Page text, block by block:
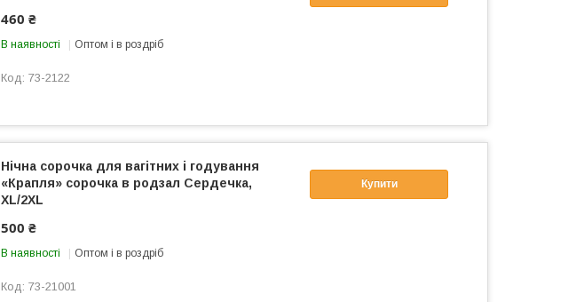
460 ₴
В наявності Оптом і в роздріб
73-2122
Купити
Нічна сорочка для вагітних і годування
«Крапля» сорочка в родзал Сердечка,
XL/2XL
500 ₴
В наявності Оптом і в роздріб
73-21001